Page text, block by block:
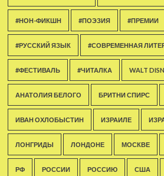
#НОН-ФИКШН #ПОЭЗИЯ #ПРЕМИИ
#РУССКИЙ ЯЗЫК #СОВРЕМЕННАЯ
#ФЕСТИВАЛЬ #ЧИТАЛКА WALT
АНАТОЛИЯ БЕЛОГО БРИТНИ СПИРС
ИВАН ОХЛОБЫСТИН ИЗРАИЛЕ
ЛОНГРИДЫ ЛОНДОНЕ МОСКВЕ
РФ РОССИИ РОССИЮ США